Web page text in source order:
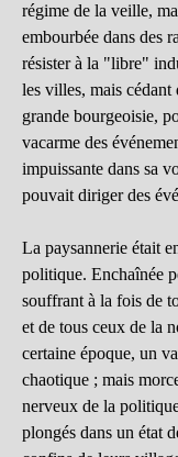
régime de la veille,
embourbée dans des
résister à la "libre"
les villes, mais cédant
grande bourgeoisie,
vacarme des
impuissante dans sa
pouvait diriger des
La paysannerie était
politique. Enchaînée
souffrant à la fois de
et de tous ceux de la
certaine époque, un
chaotique ; mais
nerveux de la
plongés dans un état